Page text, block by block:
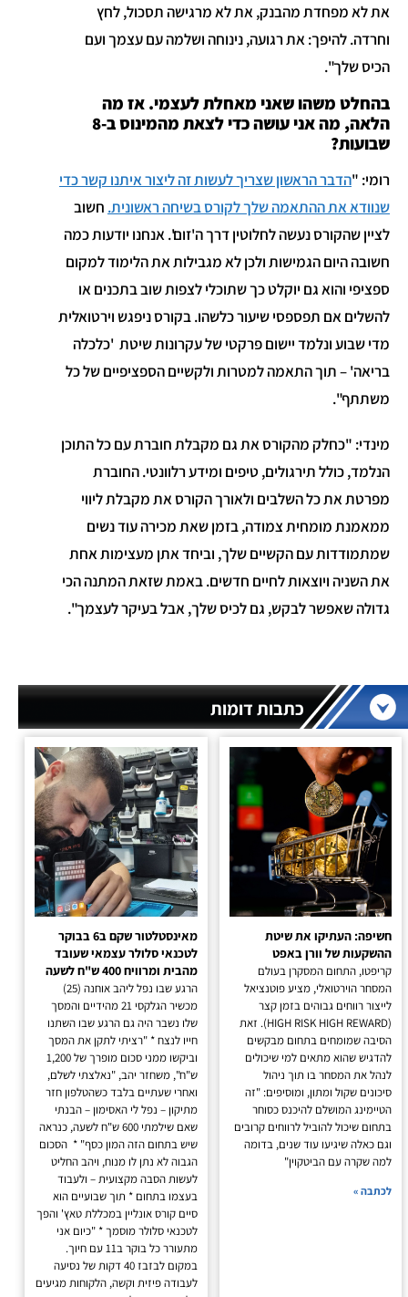
את לא מפחדת מהבנק, את לא מרגישה תסכול, לחץ
וחרדה. להיפך: את רגועה, נינוחה ושלמה עם עצמך ועם
הכיס שלך".
בהחלט משהו שאני מאחלת לעצמי. אז מה
הלאה, מה אני עושה כדי לצאת מהמינוס ב-8
שבועות?
רומי: "הדבר הראשון שצריך לעשות זה ליצור איתנו קשר כדי
שנוודא את ההתאמה שלך לקורס בשיחה ראשונית. חשוב
לציין שהקורס נעשה לחלוטין דרך ה'זום'. אנחנו יודעות כמה
חשובה היום הגמישות ולכן לא מגבילות את הלימוד למקום
ספציפי והוא גם יוקלט כך שתוכלי לצפות שוב בתכנים או
להשלים אם תפספסי שיעור כלשהו. בקורס ניפגש וירטואלית
מדי שבוע ונלמד יישום פרקטי של עקרונות שיטת 'כלכלה
בריאה' – תוך התאמה למטרות ולקשיים הספציפיים של כל
משתתף".
מינדי: "כחלק מהקורס את גם מקבלת חוברת עם כל התוכן
הנלמד, כולל תירגולים, טיפים ומידע רלוונטי. החוברת
מפרטת את כל השלבים ולאורך הקורס את מקבלת ליווי
ממאמנת מומחית צמודה, בזמן שאת מכירה עוד נשים
שמתמודדות עם הקשיים שלך, וביחד אתן מעצימות אחת
את השניה ויוצאות לחיים חדשים. באמת שזאת המתנה הכי
גדולה שאפשר לבקש, גם לכיס שלך, אבל בעיקר לעצמך".
כתבות דומות
חשיפה: העתיקו את שיטת
ההשקעות של וורן באפט
קריפטו, התחום המסקרן בעולם
המסחר הוירטואלי, מציע פוטנציאל
לייצור רווחים גבוהים בזמן קצר
(HIGH RISK HIGH REWARD). זאת
הסיבה שמומחים בתחום מבקשים
להדגיש שהוא מתאים למי שיכולים
לנהל את המסחר בו תוך ניהול
סיכונים שקול ומתון, ומוסיפים: "זה
הטיימינג המושלם להיכנס כסוחר
בתחום שיכול להוביל לרווחים קרובים
וגם כאלה שיגיעו עוד שנים, בדומה
למה שקרה עם הביטקוין"
לכתבה »
מאינסטלטור שקם ב6 בבוקר
לטכנאי סלולר עצמאי שעובד
מהבית ומרוויח 400 ש"ח לשעה
הרגע שבו נפל ליהב אוחנה (25)
מכשיר הגלקסי 21 מהידיים והמסך
שלו נשבר היה גם הרגע שבו השתנו
חייו לנצח * "רציתי לתקן את המסך
וביקשו ממני סכום מופרך של 1,200
ש"ח", משחזר יהב, "נאלצתי לשלם,
ואחרי שעתיים בלבד כשהטלפון חזר
מתיקון – נפל לי האסימון – הבנתי
שאם שילמתי 600 ש"ח לשעה, כנראה
שיש בתחום הזה המון כסף" * הסכום
הגבוה לא נתן לו מנוח, ויהב החליט
לעשות הסבה מקצועית – ולעבוד
בעצמו בתחום * תוך שבועיים הוא
סיים קורס אונליין במכללת טאץ' והפך
לטכנאי סלולר מוסמך * "כיום אני
מתעורר כל בוקר ב11 עם חיוך.
במקום לבזבז 40 דקות של נסיעה
לעבודה פיזית וקשה, הלקוחות מגיעים